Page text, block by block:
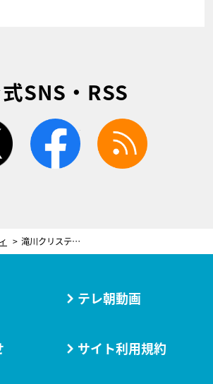
SNS・RSS
twitter facebook
滝川クリステルも「素晴らしい！」と絶賛！松岡修造、悩める先生に送る“ポジティブになれる言葉”
テレ朝動画
サイト利用規約